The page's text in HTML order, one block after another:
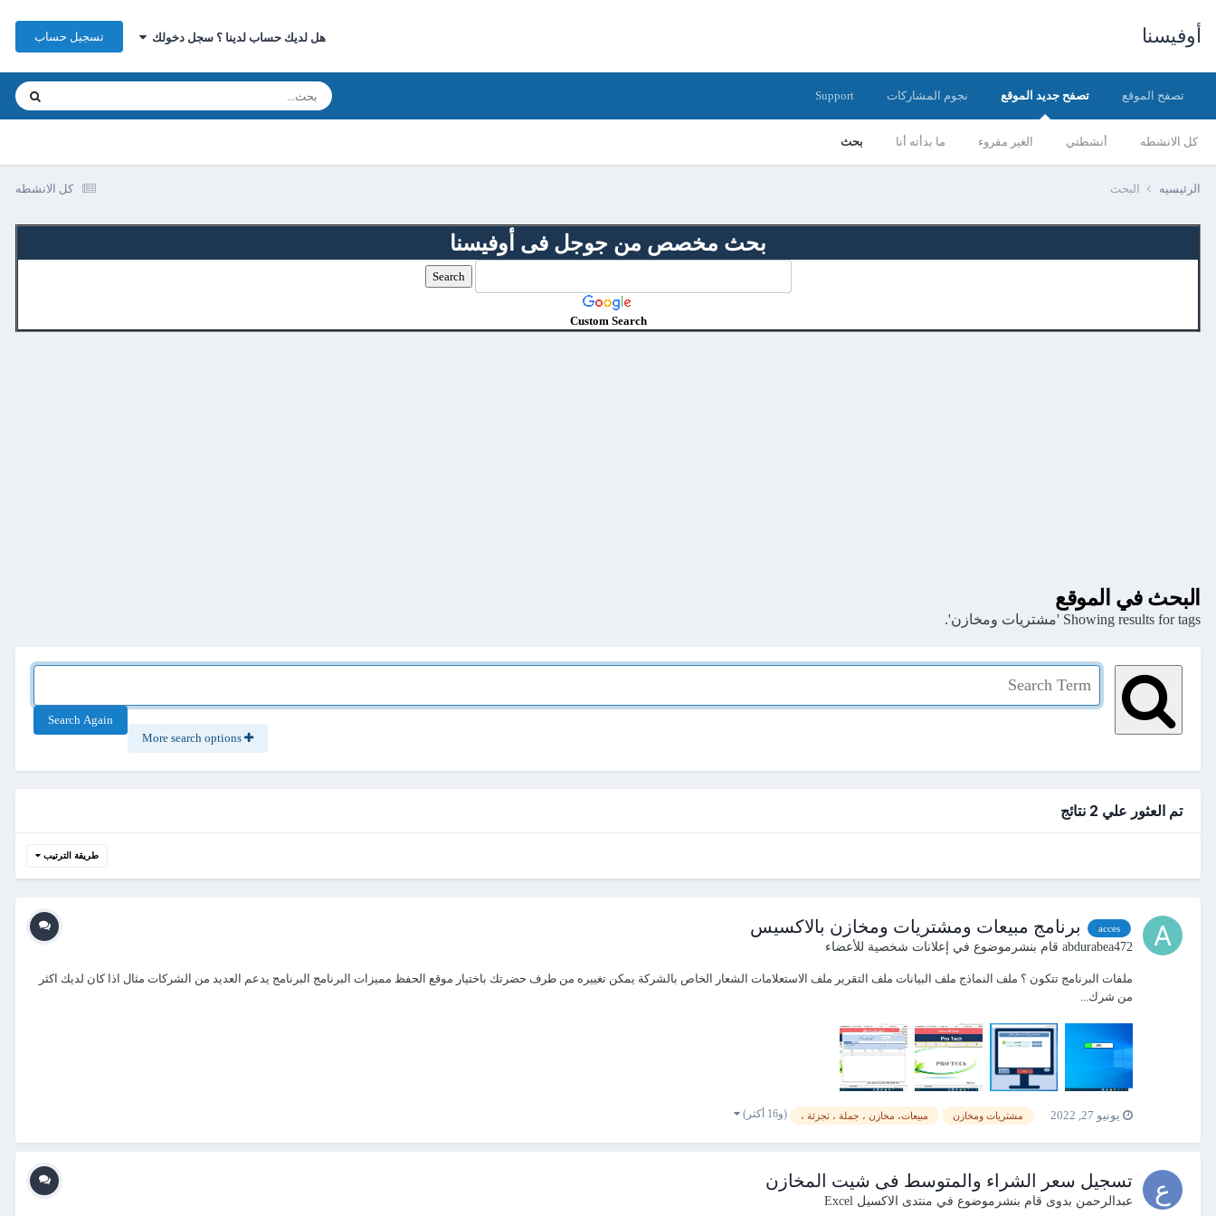
أوفيسنا هل لديك حساب لدينا ؟ سجل دخولك تسجيل حساب
تصفح الموقع تصفح جديد الموقع
كل الانشطه أنشطتي الغير مقروء ما بدأته أنا بحث
نجوم المشاركات Support
كل الانشطه الرئيسيه البحث
بحث مخصص من جوجل فى أوفيسنا
Custom Search
البحث في الموقع
Showing results for tags 'مشتريات ومخازن'.
Search Again
تم العثور علي 2 نتائج
طريقة الترتيب
acces برنامج مبيعات ومشتريات ومخازن بالاكسيس
abdurabea472 قام بنشرموضوع في إعلانات شخصية للأعضاء
‏ملفات البرنامج تتكون ؟ ملف النماذج ملف البيانات ملف التقرير ملف الاستعلامات الشعار الخاص بالشركة يمكن تغييره من طرف حضرتك باختيار موقع الحفظ مميزات البرنامج البرنامج يدعم العديد من الشركات مثال اذا كان لديك اكثر
من شرك...
يونيو 27, 2022 مشتريات ومخازن مبيعات، مخازن ، جملة ، تجزئة ، (و16 أكثر)
تسجيل سعر الشراء والمتوسط فى شيت المخازن
عبدالرحمن بدوى قام بنشرموضوع في منتدى الاكسيل Excel